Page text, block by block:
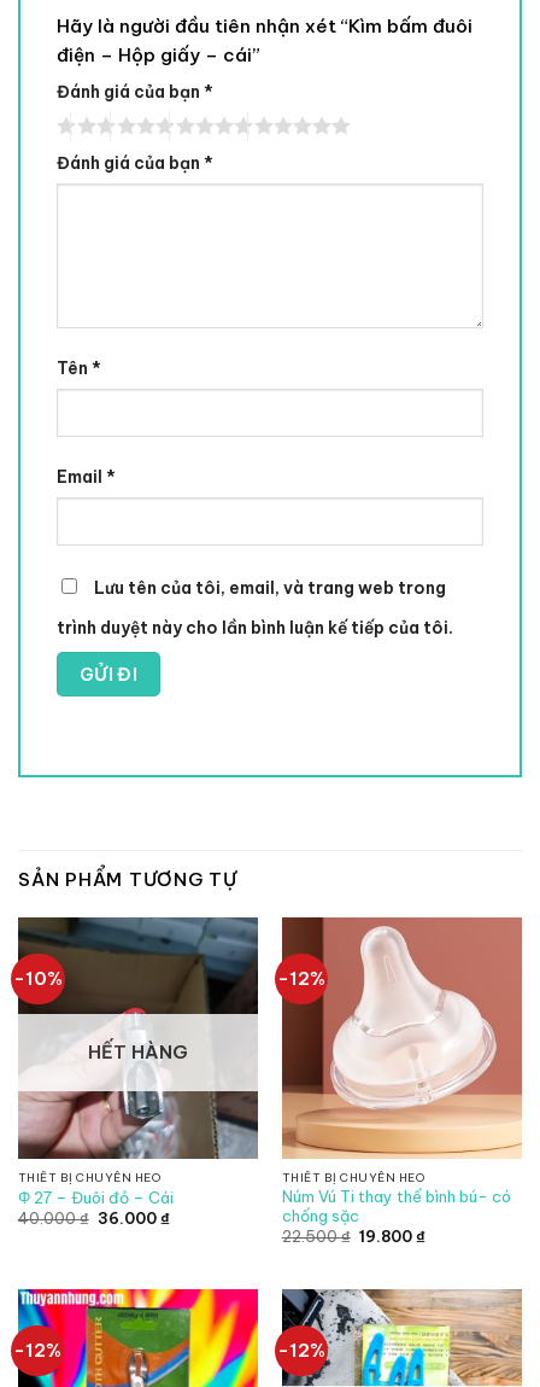
Hãy là người đầu tiên nhận xét “Kìm bấm đuôi
điện – Hộp giấy – cái”
Đánh giá của bạn *
Đánh giá của bạn *
Tên *
Email *
Lưu tên của tôi, email, và trang web trong
trình duyệt này cho lần bình luận kế tiếp của tôi.
SẢN PHẨM TƯƠNG TỰ
-10%
HẾT HÀNG
THIẾT BỊ CHUYÊN HEO
Φ 27 – Đuôi đỏ – Cái
40.000₫ Giá
36.000₫Giá
-12%
THIẾT BỊ CHUYÊN HEO
Núm Vú Ti thay thế bình bú- có
chống sặc
22.500₫ Giá
19.800₫Giá
19.800 ₫.
-12% -12%